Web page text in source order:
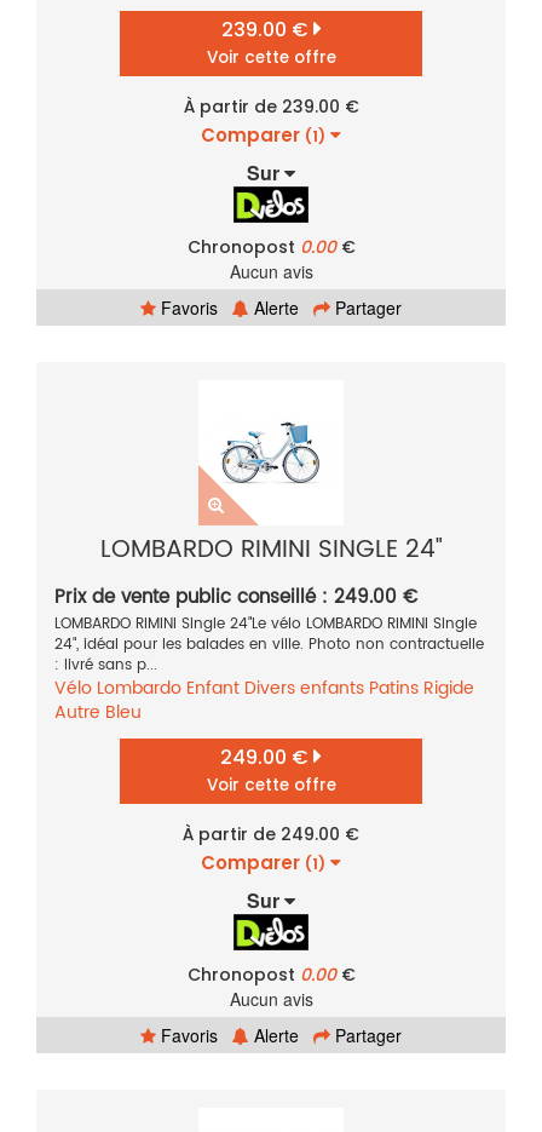
239.00 €
Voir cette offre
À partir de 239.00 €
Comparer (1)
Sur
Chronopost 0.00€
Aucun avis
Favoris
Alerte Partager
LOMBARDO RIMINI SINGLE 24"
Prix de vente public conseillé : 249.00 €
LOMBARDO RIMINI Single 24"Le vélo LOMBARDO RIMINI Single
24", idéal pour les balades en ville. Photo non contractuelle
: livré sans p...
Vélo Lombardo Enfant Divers enfants Patins Rigide
Autre Bleu
249.00 €
Voir cette offre
À partir de 249.00 €
Comparer (1)
Sur
Chronopost 0.00€
Aucun avis
Favoris
Alerte Partager